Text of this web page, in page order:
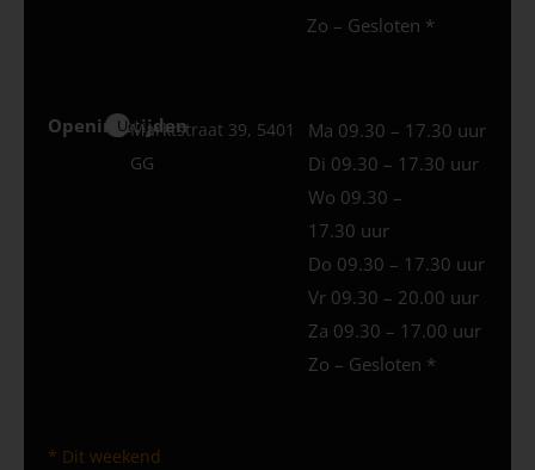
Zo – Gesloten *
Openingstijden
Uden
Marktstraat 39, 5401
GG
Ma 09.30 – 17.30 uur
Di 09.30 – 17.30 uur
Wo 09.30 –
17.30 uur
Do 09.30 – 17.30 uur
Vr 09.30 – 20.00 uur
Za 09.30 – 17.00 uur
Zo – Gesloten *
* Dit weekend